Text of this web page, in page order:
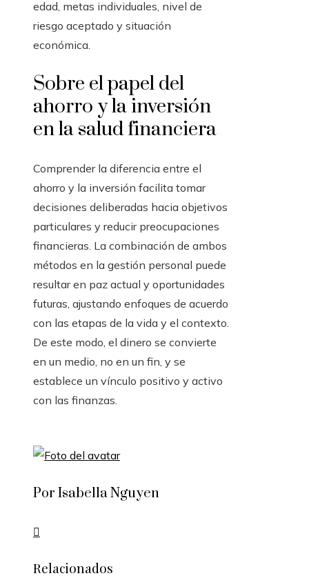
edad, metas individuales, nivel de
riesgo aceptado y situación
económica.
Sobre el papel del
ahorro y la inversión
en la salud financiera
Comprender la diferencia entre el
ahorro y la inversión facilita tomar
decisiones deliberadas hacia objetivos
particulares y reducir preocupaciones
financieras. La combinación de ambos
métodos en la gestión personal puede
resultar en paz actual y oportunidades
futuras, ajustando enfoques de acuerdo
con las etapas de la vida y el contexto.
De este modo, el dinero se convierte
en un medio, no en un fin, y se
establece un vínculo positivo y activo
con las finanzas.
Por Isabella Nguyen
Relacionados